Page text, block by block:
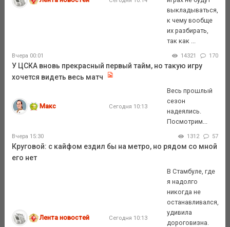
выкладываться,
к чему вообще
их разбирать,
так как ...
Вчера 00:01 14321 170
У ЦСКА вновь прекрасный первый тайм, но такую игру
хочется видеть весь матч
Макс Сегодня 10:13
Весь прошлый
сезон
надеялись.
Посмотрим...
Вчера 15:30 1312 57
Круговой: с кайфом ездил бы на метро, но рядом со мной
его нет
Лента новостей Сегодня 10:13
В Стамбуле, где
я надолго
никогда не
останавливался,
удивила
дороговизна.